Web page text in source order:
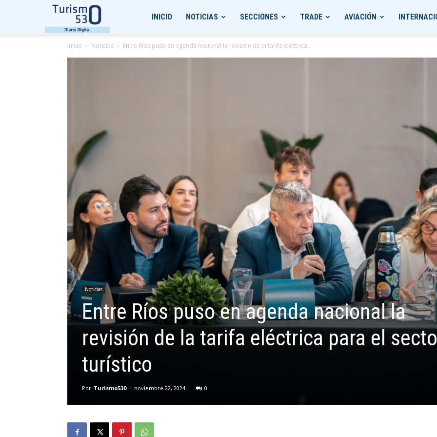
INICIO NOTICIAS SECCIONES TRADE AVIACIÓN
Inicio Noticias Entre Ríos puso en agenda nacional la revisión de la tarifa eléctrica...
Noticias
Entre Ríos puso en agenda nacional la
revisión de la tarifa eléctrica para el
turístico
Por Turismo530 - noviembre 22, 2024 0